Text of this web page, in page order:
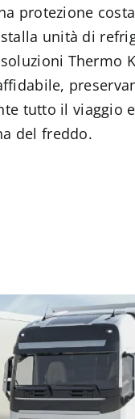
protezione
unità di
Thermo
tutto il viaggio e
del freddo.